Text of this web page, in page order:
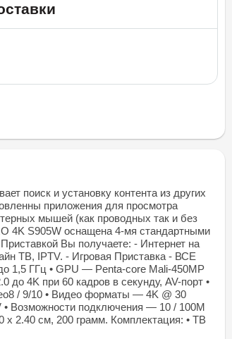
поиск и установку контента из других
приложения для просмотра
мышей (как проводных так и без
4K S905W оснащена 4-мя стандартными
Вы получаете: - Интернет на
ТВ, IPTV. - Игровая Приставка - ВСЕ
1,5 ГГц • GPU — Penta-core Mali-450MP
4K при 60 кадров в секунду, AV-порт •
/ 9/10 • Видео форматы — 4K @ 30
• Возможности подключения — 10 / 100M
x 2.40 см, 200 грамм. Комплектация: • ТВ